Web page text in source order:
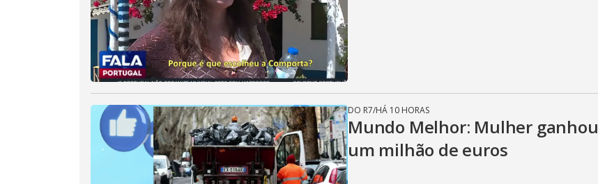
DO R7/HÁ 10 HORAS
Mundo Melhor: Mulher ganhou
um milhão de euros